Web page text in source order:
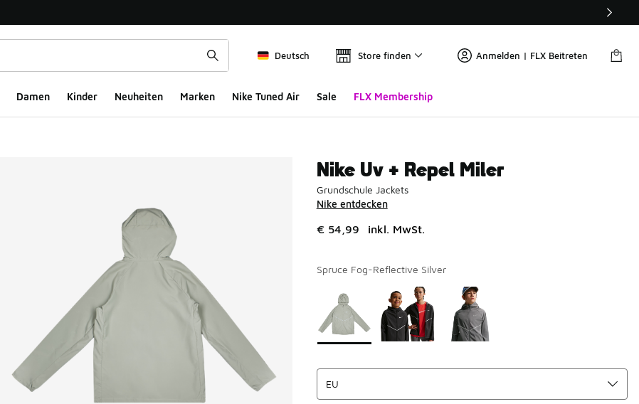
Deutsch Store finden Anmelden | FLX Beitreten
Damen Kinder Neuheiten Marken Nike Tuned Air Sale FLX Membership
Nike Uv + Repel Miler
Grundschule Jackets
Nike entdecken
€ 54,99 inkl. MwSt.
Spruce Fog-Reflective Silver
Seite 1 von 1 zeigt die Farben 1 bis 3 von 3 an.
Bitte wählen Sie einen Stil aus*